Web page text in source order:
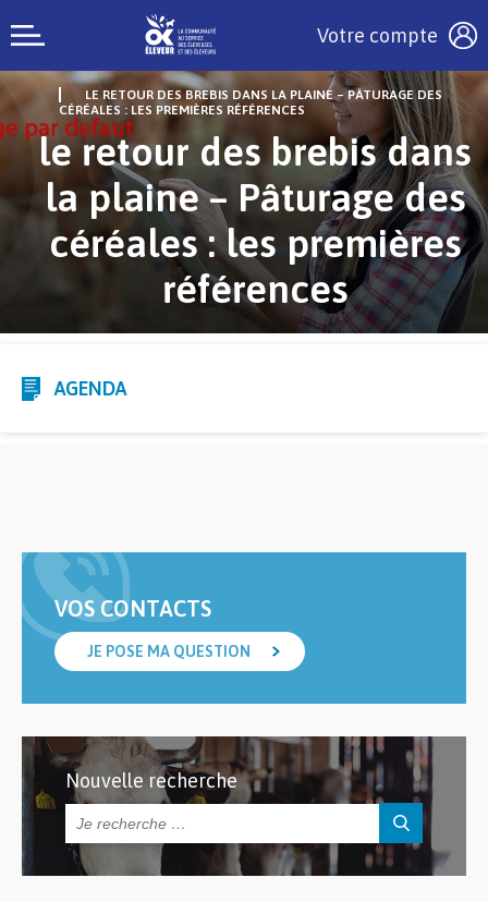
Votre compte
LE RETOUR DES BREBIS DANS LA PLAINE – PÂTURAGE DES
CÉRÉALES : LES PREMIÈRES RÉFÉRENCES
le retour des brebis dans
la plaine – Pâturage des
céréales : les premières
références
AGENDA
VOS CONTACTS
JE POSE MA QUESTION
Nouvelle recherche